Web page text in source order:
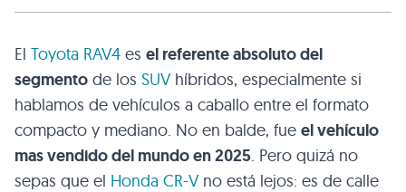
El Toyota RAV4 es el referente absoluto del
segmento de los SUVhíbridos, especialmente si
hablamos de vehículos a caballo entre el formato
compacto y mediano. No en balde, fue el vehículo
mas vendido del mundo en 2025. Pero quizá no
sepas que el Honda CR-Vno está lejos: es de calle